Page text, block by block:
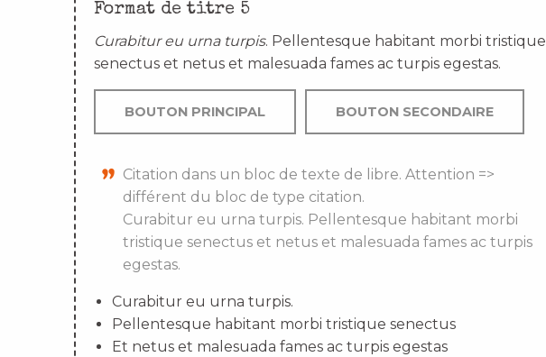
Format de titre 5
Curabitur eu urna turpis. Pellentesque habitant morbi tristique
senectus et netus et malesuada fames ac turpis egestas.
BOUTON PRINCIPAL BOUTON SECONDAIRE
Citation dans un bloc de texte de libre. Attention =>
différent du bloc de type citation.
Curabitur eu urna turpis. Pellentesque habitant morbi
tristique senectus et netus et malesuada fames ac turpis
egestas.
Curabitur eu urna turpis.
Pellentesque habitant morbi tristique senectus
Et netus et malesuada fames ac turpis egestas